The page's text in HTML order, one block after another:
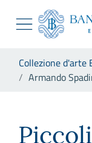
Skip to Main Content
Vai al sito
Vai al menu di
Vai alla ricerca
Vai al footer
Collezione d'arte
Armando